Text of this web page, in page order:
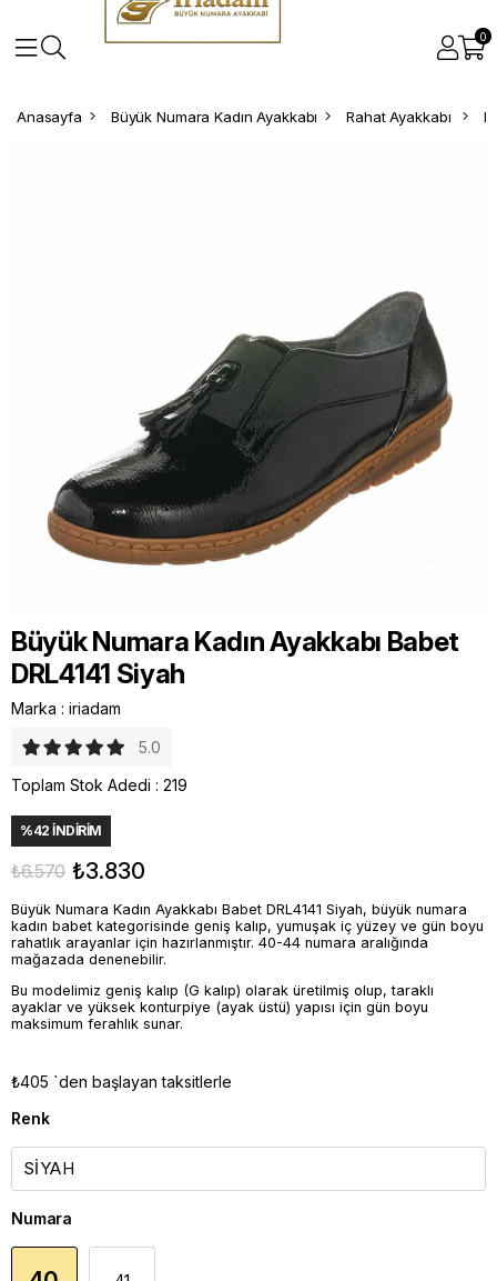
0
Anasayfa Büyük Numara Kadın Ayakkabı Rahat Ayakkabı
Büyük Numara Kadın Ayakkabı Babet
DRL4141 Siyah
Marka : iriadam
5.0
Toplam Stok Adedi : 219
%42 İNDIRIM
₺6.570 ₺3.830
Büyük Numara Kadın Ayakkabı Babet DRL4141 Siyah, büyük numara
kadın babet kategorisinde geniş kalıp, yumuşak iç yüzey ve gün boyu
rahatlık arayanlar için hazırlanmıştır. 40-44 numara aralığında
mağazada denenebilir.
Bu modelimiz geniş kalıp (G kalıp) olarak üretilmiş olup, taraklı
ayaklar ve yüksek konturpiye (ayak üstü) yapısı için gün boyu
maksimum ferahlık sunar.
₺405 `den başlayan taksitlerle
Renk
Numara